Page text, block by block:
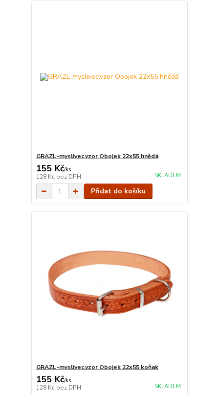
GRAZL-myslivec.vzor Obojek 22x55 hnědá
155 Kč/ks
128 Kč bez DPH SKLADEM
Přidat do košíku
GRAZL-myslivec.vzor Obojek 22x55 koňak
155 Kč/ks
128 Kč bez DPH SKLADEM